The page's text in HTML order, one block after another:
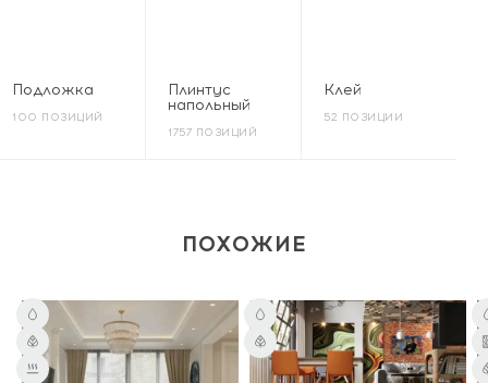
Подложка
100 ПОЗИЦИЙ
Плинтус
напольный
1757 ПОЗИЦИЙ
Клей
52 ПОЗИЦИИ
ПОХОЖИЕ